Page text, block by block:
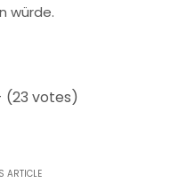
würde.
(23 votes)
ARTICLE